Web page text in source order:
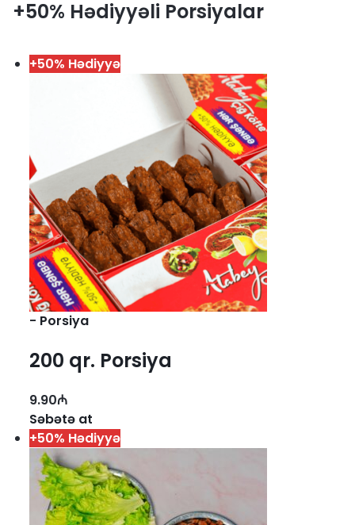
+50% Hədiyyəli Porsiyalar
+50% Hədiyyə
- Porsiya
200 qr. Porsiya
9.90₼
Səbətə at
+50% Hədiyyə